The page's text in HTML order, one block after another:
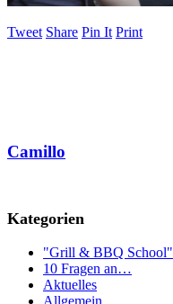
Tweet Share Pin It Print
Camillo
Kategorien
"Grill & BBQ School"
10 Fragen an…
Aktuelles
Allgemein